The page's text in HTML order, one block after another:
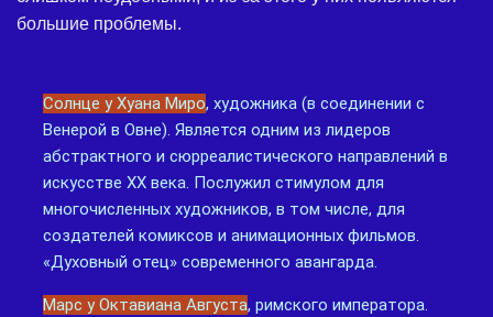
большие проблемы.
Солнце у Хуана Миро, художника (в соединении с
Венерой в Овне). Является одним из лидеров
абстрактного и сюрреалистического направлений в
искусстве ХХ века. Послужил стимулом для
многочисленных художников, в том числе, для
создателей комиксов и анимационных фильмов.
«Духовный отец» современного авангарда.
Марс у Октавиана Августа, римского императора.